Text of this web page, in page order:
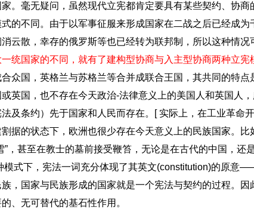
。毫无疑问，虽然现代立宪都肯定要具有某些契约、协商
的不同。由于以军事征服来形成国家在二战之后已经成为
云散，幸存的俄罗斯等也已经转为联邦制，所以这种情况
统国家的不同，就有了建构型协商与入主型协商两种立宪
众国，英格兰与苏格兰等合并成联合王国，其共同的特点
英国，也不存在今天政治-法律意义上的美国人和英国人
及条约）先于国家和人民而存在。[ 实际上，在工业革命
据的状态下，欧洲也很少存在今天意义上的民族国家。比
”，甚至在教士的墓前接受鞭笞，无论是在古代的中国，还
模式下，宪法一词充分体现了其英文(constitution)的原意
，国家与民族形成的国家就是一个宪法与契约的过程。因
、无可替代的基石性作用。